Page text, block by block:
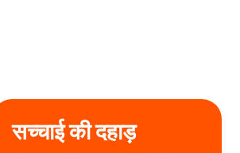
सच्चाई की दहाड़